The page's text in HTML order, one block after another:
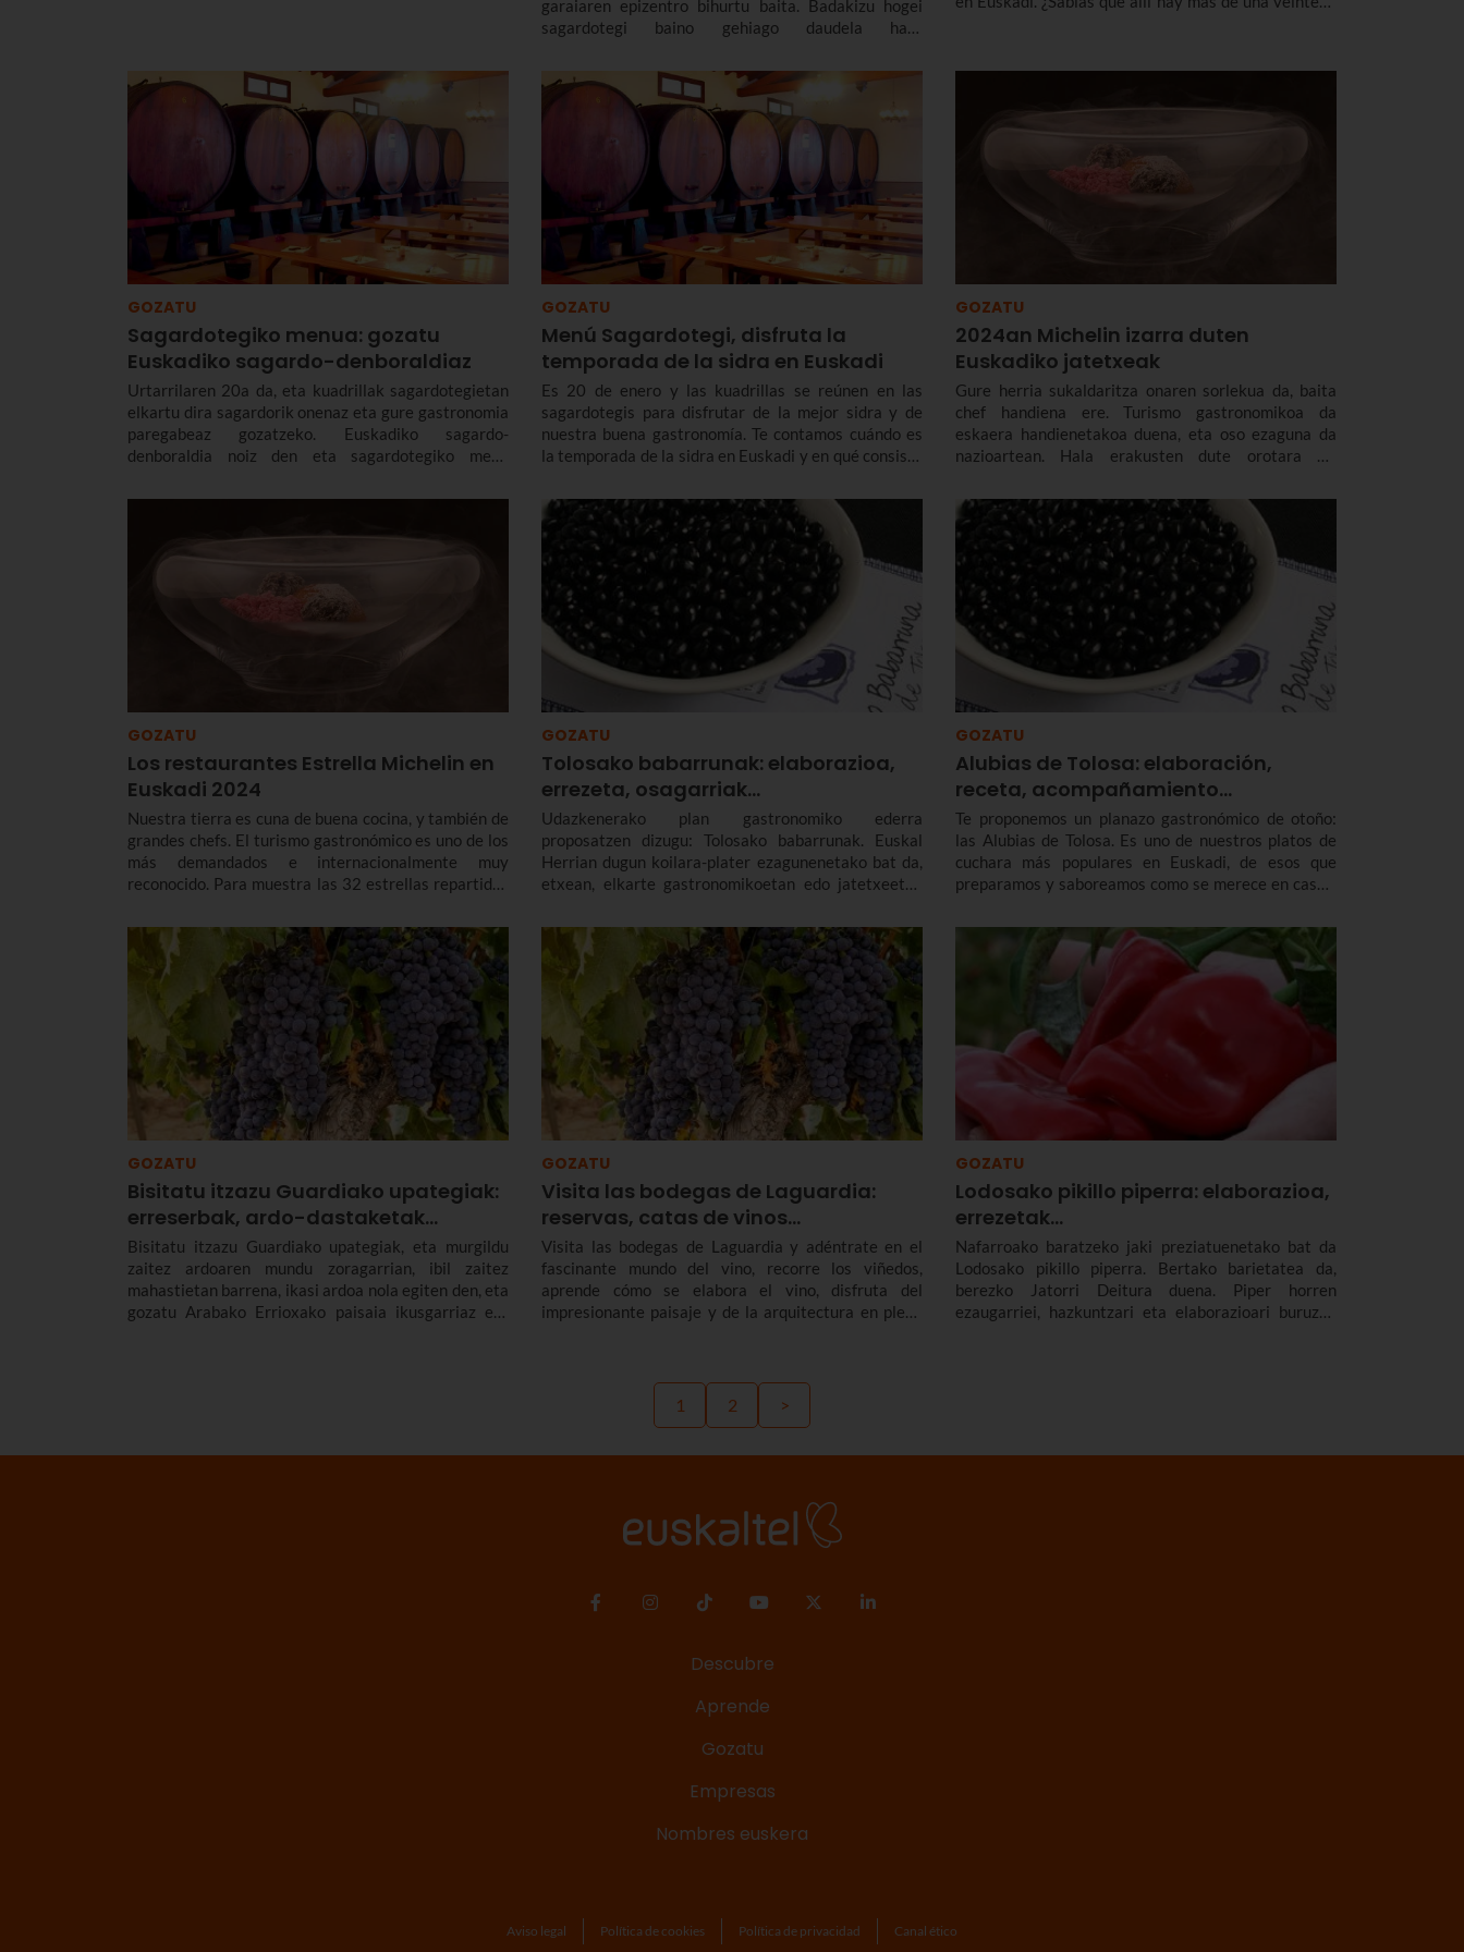
garaiaren epizentro bihurtu baita. Badakizu hogei
sagardotegi baino gehiago daudela han?
kontatuko dizugu.
GOZATU
Sagardotegiko menua: gozatu
Euskadiko sagardo-denboraldiaz
Urtarrilaren 20a da, eta kuadrillak sagardotegietan
elkartu dira sagardorik onenaz eta gure gastronomia
paregabeaz gozatzeko. Euskadiko sagardo-
denboraldia noiz den eta sagardotegiko menu
GOZATU
Menú Sagardotegi, disfruta la
temporada de la sidra en Euskadi
Es 20 de enero y las kuadrillas se reúnen en las
sagardotegis para disfrutar de la mejor sidra y de
nuestra buena gastronomía. Te contamos cuándo es
la temporada de la sidra en Euskadi y en qué consiste
GOZATU
2024an Michelin izarra duten
Euskadiko jatetxeak
Gure herria sukaldaritza onaren sorlekua da, baita
chef handiena ere. Turismo gastronomikoa da
eskaera handienetakoa duena, eta oso ezaguna da
nazioartean. Hala erakusten dute orotara 32
hemen aitorpenik goi-mailakoenak eta zorrotzenak
jasotzen dituzten jatetxe guztien zerrenda.
GOZATU
Los restaurantes Estrella Michelin en
Euskadi 2024
Nuestra tierra es cuna de buena cocina, y también de
grandes chefs. El turismo gastronómico es uno de los
más demandados e internacionalmente muy
reconocido. Para muestra las 32 estrellas repartidas
Euskadi. Te presentamos la lista completa de los
restaurantes que reciben los más altos y exigentes
reconocimientos.
GOZATU
Tolosako babarrunak: elaborazioa,
errezeta, osagarriak…
Udazkenerako plan gastronomiko ederra
proposatzen dizugu: Tolosako babarrunak. Euskal
Herrian dugun koilara-plater ezagunenetako bat da,
etxean, elkarte gastronomikoetan edo jatetxeetan
horietakoa. Hemen duzue Tolosako babarrunen
errezeta, elaborazioa eta aurkezteko tankera.
GOZATU
Alubias de Tolosa: elaboración,
receta, acompañamiento…
Te proponemos un planazo gastronómico de otoño:
las Alubias de Tolosa. Es uno de nuestros platos de
cuchara más populares en Euskadi, de esos que
preparamos y saboreamos como se merece en casas,
y la presentación de las Alubias de Tolosa.
GOZATU
Bisitatu itzazu Guardiako upategiak:
erreserbak, ardo-dastaketak…
Bisitatu itzazu Guardiako upategiak, eta murgildu
zaitez ardoaren mundu zoragarrian, ibil zaitez
mahastietan barrena, ikasi ardoa nola egiten den, eta
gozatu Arabako Errioxako paisaia ikusgarriaz eta
GOZATU
Visita las bodegas de Laguardia:
reservas, catas de vinos…
Visita las bodegas de Laguardia y adéntrate en el
fascinante mundo del vino, recorre los viñedos,
aprende cómo se elabora el vino, disfruta del
impresionante paisaje y de la arquitectura en plena
plan de un día o fin de semana con la kuadrilla, tu
pareja o familia.
GOZATU
Lodosako pikillo piperra: elaborazioa,
errezetak…
Nafarroako baratzeko jaki preziatuenetako bat da
Lodosako pikillo piperra. Bertako barietatea da,
berezko Jatorri Deitura duena. Piper horren
ezaugarriei, hazkuntzari eta elaborazioari buruzko
1 2 >
Descubre
Aprende
Gozatu
Empresas
Nombres euskera
Aviso legal Política de cookies Política de privacidad Canal ético